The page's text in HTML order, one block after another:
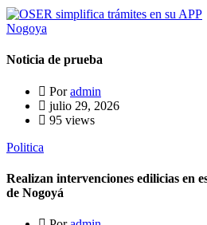
Nogoya
Noticia de prueba
Poradmin
julio 29, 2026
95 views
Politica
Realizan intervenciones edilicias en
de Nogoyá